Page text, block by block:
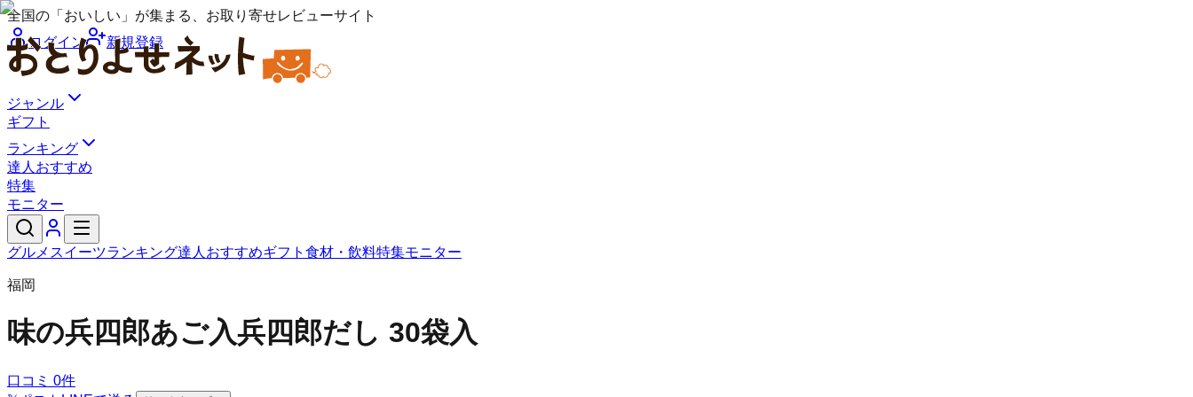
全国の「おいしい」が集まる、お取り寄せレビューサイト
ログイン
新規登録
ジャンル
ギフト
ランキング
達人おすすめ
特集
モニター
グルメ スイーツランキング達人おすすめギフト 食材・飲料特集モニター
福岡
味の兵四郎あご入兵四郎だし 30袋入
口コミ 0件